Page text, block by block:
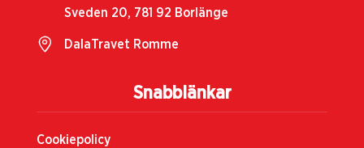
Snabblänkar
Cookiepolicy
Sveden 20, 781 92 Borlänge
DalaTravet Romme